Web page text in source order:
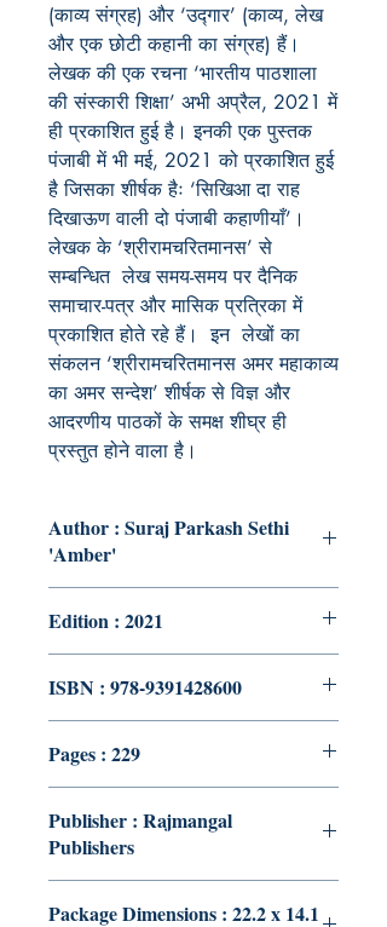
(काव्य संग्रह) और ‘उद्गार’ (काव्य,लेख
और एक छोटी कहानी का संग्रह) हैं।
लेखक की एक रचना ‘भारतीय पाठशाला
की संस्कारी शिक्षा’ अभी अप्रैल, 2021में
ही प्रकाशित हुई है। इनकी एक पुस्तक
पंजाबी में भी मई, 2021को प्रकाशित हुई
है जिसका शीर्षक हैः ‘सिखिआ दा राह
दिखाऊण वाली दो पंजाबी कहाणीयाँ’।
लेखक के ‘श्रीरामचरितमानस’ से
सम्बन्धित लेख समय-समय पर दैनिक
समाचार-पत्र और मासिक प्रत्रिका में
प्रकाशित होते रहे हैं। इन लेखों का
संकलन ‘श्रीरामचरितमानस अमर महाकाव्य
का अमर सन्देश’ शीर्षक से विज्ञ और
आदरणीय पाठकों के समक्ष शीघ्र ही
प्रस्तुत होने वाला है।
Author : Suraj Parkash Sethi
'Amber'
Edition : 2021
ISBN : 978-9391428600
Pages : 229
Publisher : Rajmangal
Publishers
Package Dimensions : 22.2 x 14.1